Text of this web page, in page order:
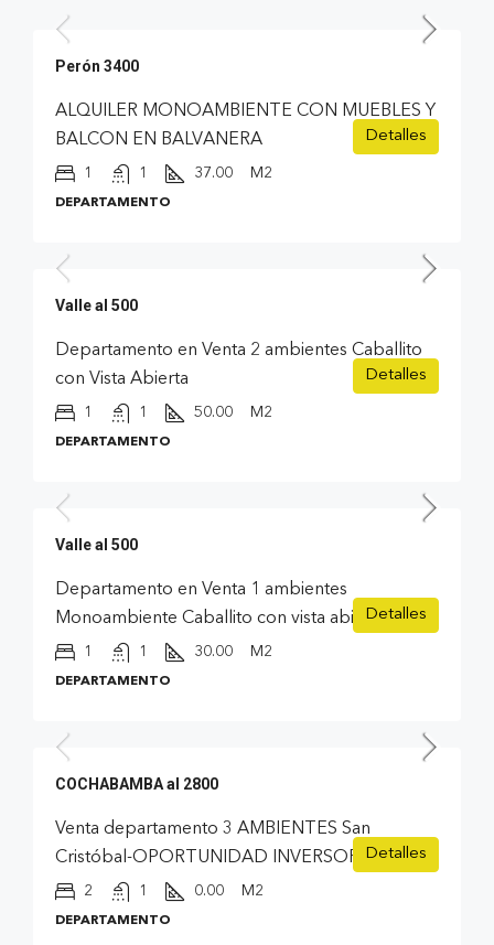
Perón 3400
ALQUILER MONOAMBIENTE CON MUEBLES Y
BALCON EN BALVANERA
1 1 37.00 M2
DEPARTAMENTO
Detalles
Valle al 500
Departamento en Venta 2 ambientes Caballito
con Vista Abierta
1 1 50.00 M2
DEPARTAMENTO
Detalles
Valle al 500
Departamento en Venta 1 ambientes
Monoambiente Caballito con vista abierta
1 1 30.00 M2
DEPARTAMENTO
Detalles
COCHABAMBA al 2800
Venta departamento 3 AMBIENTES San
Cristóbal-OPORTUNIDAD INVERSOR
2 1 0.00 M2
DEPARTAMENTO
Detalles